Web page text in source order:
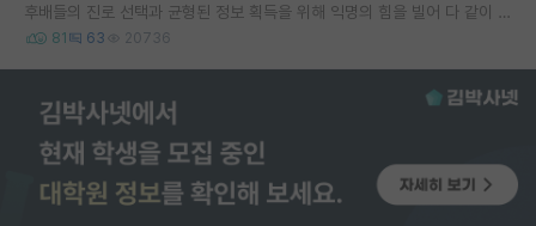
후배들의 진로 선택과 균형된 정보 획득을 위해 익명의 힘을 빌어 다 같이 연봉 공개 타임 한번 갖는 것 어때요?
81 63 20736